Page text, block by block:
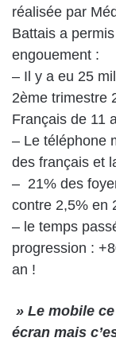
réalisée par
Battais a
engouement :
– Il y a eu 25
2ème trimestre
Français de 11
– Le téléphone
des français et
– 21% des
contre 2,5% en
– le temps
progression :
an !
» Le mobile
écran mais